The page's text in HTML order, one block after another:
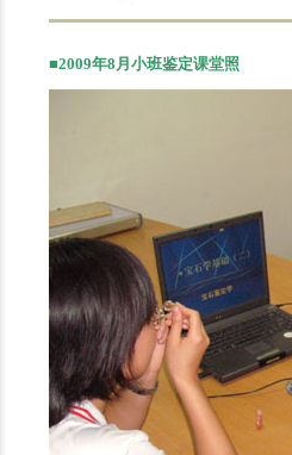
■2009年8月小班鉴定课堂照